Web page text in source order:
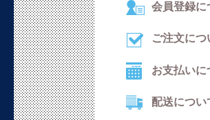
会員登録に
ご注文につ
お支払いに
配送につい